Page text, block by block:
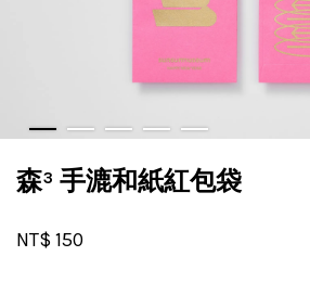
森³ 手漉和紙紅包袋
NT$ 150